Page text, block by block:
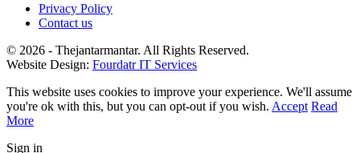
Privacy Policy
Contact us
© 2026 - Thejantarmantar. All Rights Reserved.
Website Design: Fourdatr IT Services
This website uses cookies to improve your experience. We'll assume
you're ok with this, but you can opt-out if you wish. Accept Read
More
Sign in